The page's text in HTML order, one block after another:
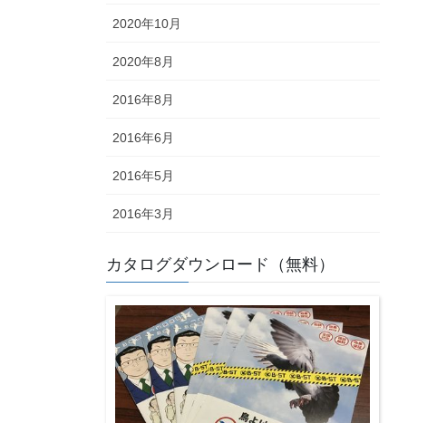
2020年10月
2020年8月
2016年8月
2016年6月
2016年5月
2016年3月
カタログダウンロード（無料）